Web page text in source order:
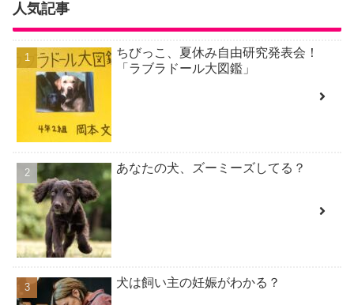
人気記事
ちびっこ、夏休み自由研究発表会！
「ラブラドール大図鑑」
あなたの犬、ズーミーズしてる？
犬は飼い主の妊娠がわかる？